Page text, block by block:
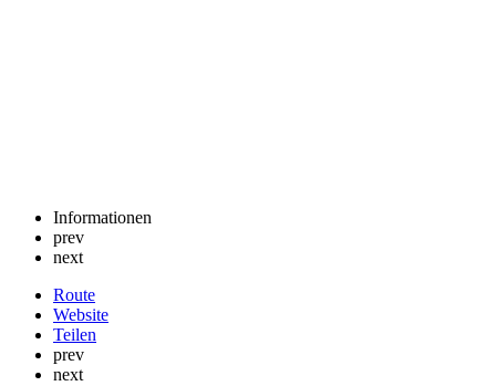
Informationen
prev
next
Route
Website
Teilen
prev
next